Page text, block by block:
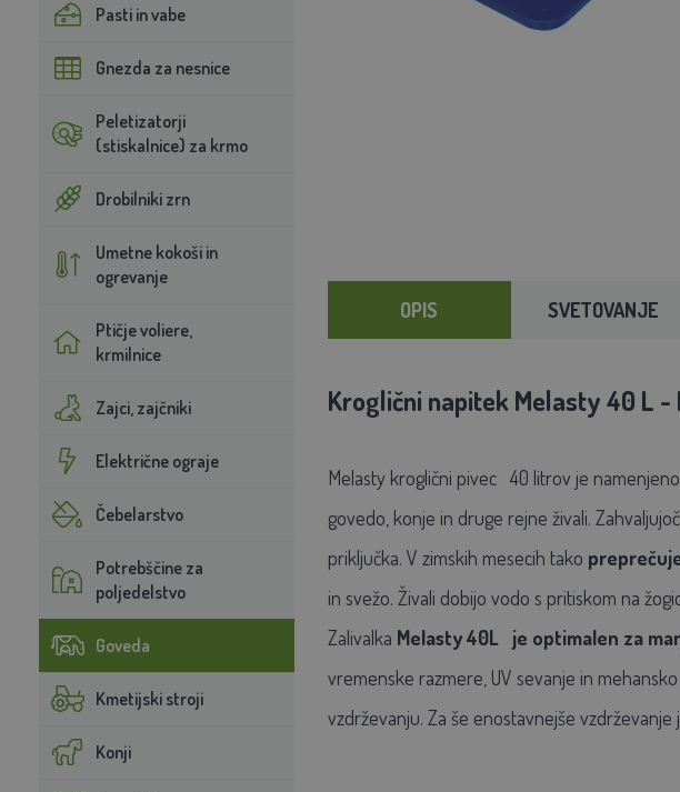
Pasti in vabe
Gnezda za nesnice
Peletizatorji
(stiskalnice) za krmo
Drobilniki zrn
Umetne kokoši in
ogrevanje
Ptičje voliere,
krmilnice
Zajci, zajčniki
Električne ograje
Čebelarstvo
Potrebščine za
poljedelstvo
Goveda
Kmetijski stroji
Konji
OPIS SVETOVANJE
Kroglični napitek Melasty 40 L
Melasty kroglični pivec 40 litrov je
govedo, konje in druge rejne živali.
priključka. V zimskih mesecih tako
in svežo. Živali dobijo vodo s pritiskom na
Zalivalka Melasty 40L je optimalen za
vremenske razmere, UV sevanje in
vzdrževanju. Za še enostavnejše